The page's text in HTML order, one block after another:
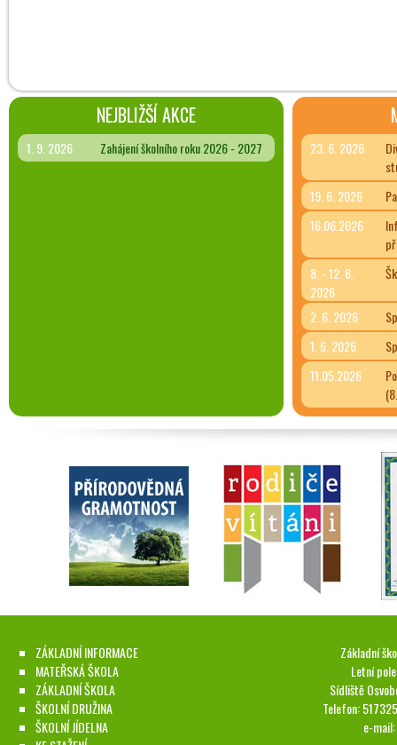
NEJBLIŽŠÍ AKCE
1. 9. 2026 Zahájení školního roku 2026 - 2027 23. 6. 2026
19. 6. 2026
16.06.2026
8. - 12. 6.
2026
2. 6. 2026
1. 6. 2026
11.05.2026
ZÁKLADNÍ INFORMACE
MATEŘSKÁ ŠKOLA
ZÁKLADNÍ ŠKOLA
ŠKOLNÍ DRUŽINA
ŠKOLNÍ JÍDELNA
Základní
Letní
Sídliště
Telefon:
e-mail: